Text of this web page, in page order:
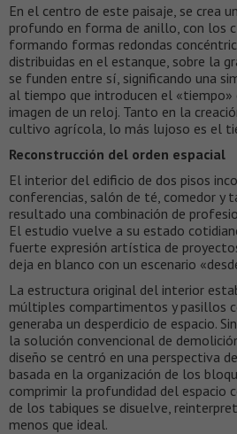
En el centro de este paisaje, se crea
profundo en forma de anillo, con los
formando formas redondas
distribuidas en el estanque, sobre la
se funden entre sí, significando una
al tiempo que introducen el «tiempo»
imagen de un reloj. Tanto en la
cultivo agrícola, lo más lujoso es el
Reconstrucción del orden espacial
El interior del edificio de dos pisos
conferencias, salón de té, comedor y
resultado una combinación de
El estudio vuelve a su estado
fuerte expresión artística de
deja en blanco con un escenario
La estructura original del interior
múltiples compartimentos y pasillos
generaba un desperdicio de espacio.
la solución convencional de
diseño se centró en una perspectiva
basada en la organización de los
comprimir la profundidad del espacio
de los tabiques se disuelve,
menos que ideal.